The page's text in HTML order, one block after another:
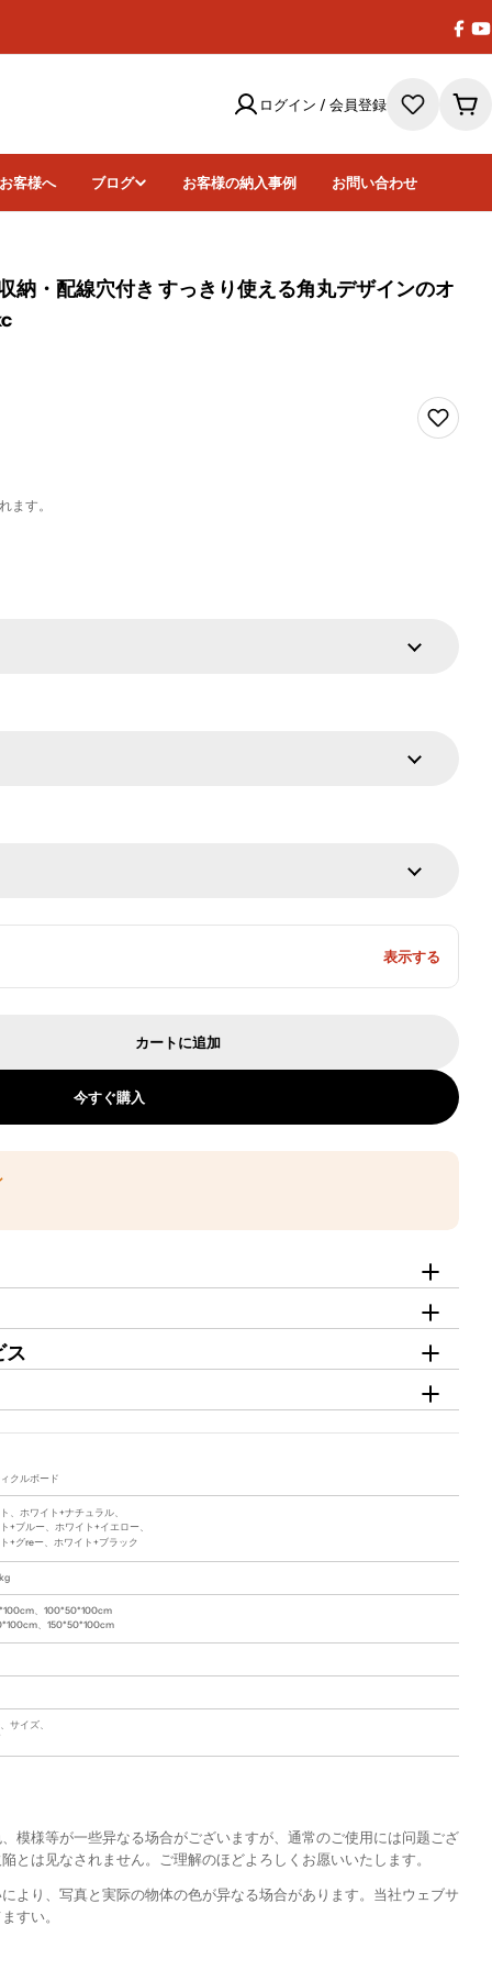
ログイン / 会員登録
カ
ト
客様へ ブログ お客様の納入事例 お問い合わせ
納・配線穴付き すっきり使える角丸デザインのオ
ます。
表示する
き収納・配線穴付き すっきり使える角丸デザインの
ー】鍵付き収納・配線穴付き すっきり使える角丸デ
カートに追加
今すぐ購入
ス
クルボード
、ホワイト+ナチュラル、
+ブルー、ホワイト+イエロー、
+グreー、ホワイト+ブラック
、100*50*100cm
、150*50*100cm
サイズ、
模様等が一些异なる场合がございますが、通常のご使用には问题ござ
とは见なされません。ご理解のほどよろしくお愿いいたします。
より、写真と実际の物体の色が异なる场合があります。当社ウェブサ
すい。